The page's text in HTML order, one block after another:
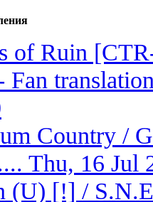
of Ruin
Fan
Country /
Thu, 16 Jul
(U) [!] /